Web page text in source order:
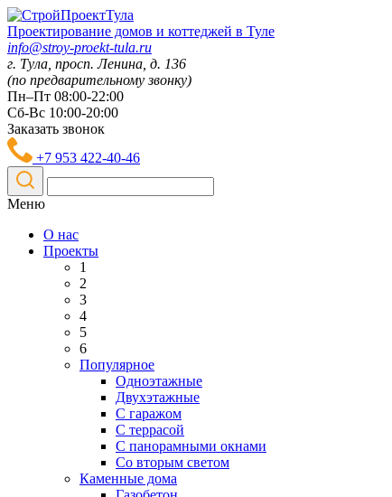
Проектирование домов и коттеджей в Туле
info@stroy-proekt-tula.ru
г. Тула, просп. Ленина, д. 136
(по предварительному звонку)
Пн–Пт 08:00-22:00
Сб-Вс 10:00-20:00
Заказать звонок
+7 953 422-40-46
Меню
О нас
Проекты
1
2
3
4
5
6
Популярное
Одноэтажные
Двухэтажные
С гаражом
С террасой
С панорамными окнами
Со вторым светом
Каменные дома